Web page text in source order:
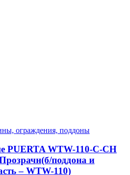
ограждения, поддоны
PUERTA WTW-110-С-СH
поддона и
– WTW-110)